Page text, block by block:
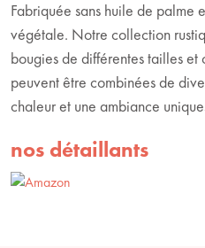
Fabriquée sans huile de
végétale. Notre collection
bougies de différentes tailles
peuvent être combinées de
chaleur et une ambiance
nos détaillants